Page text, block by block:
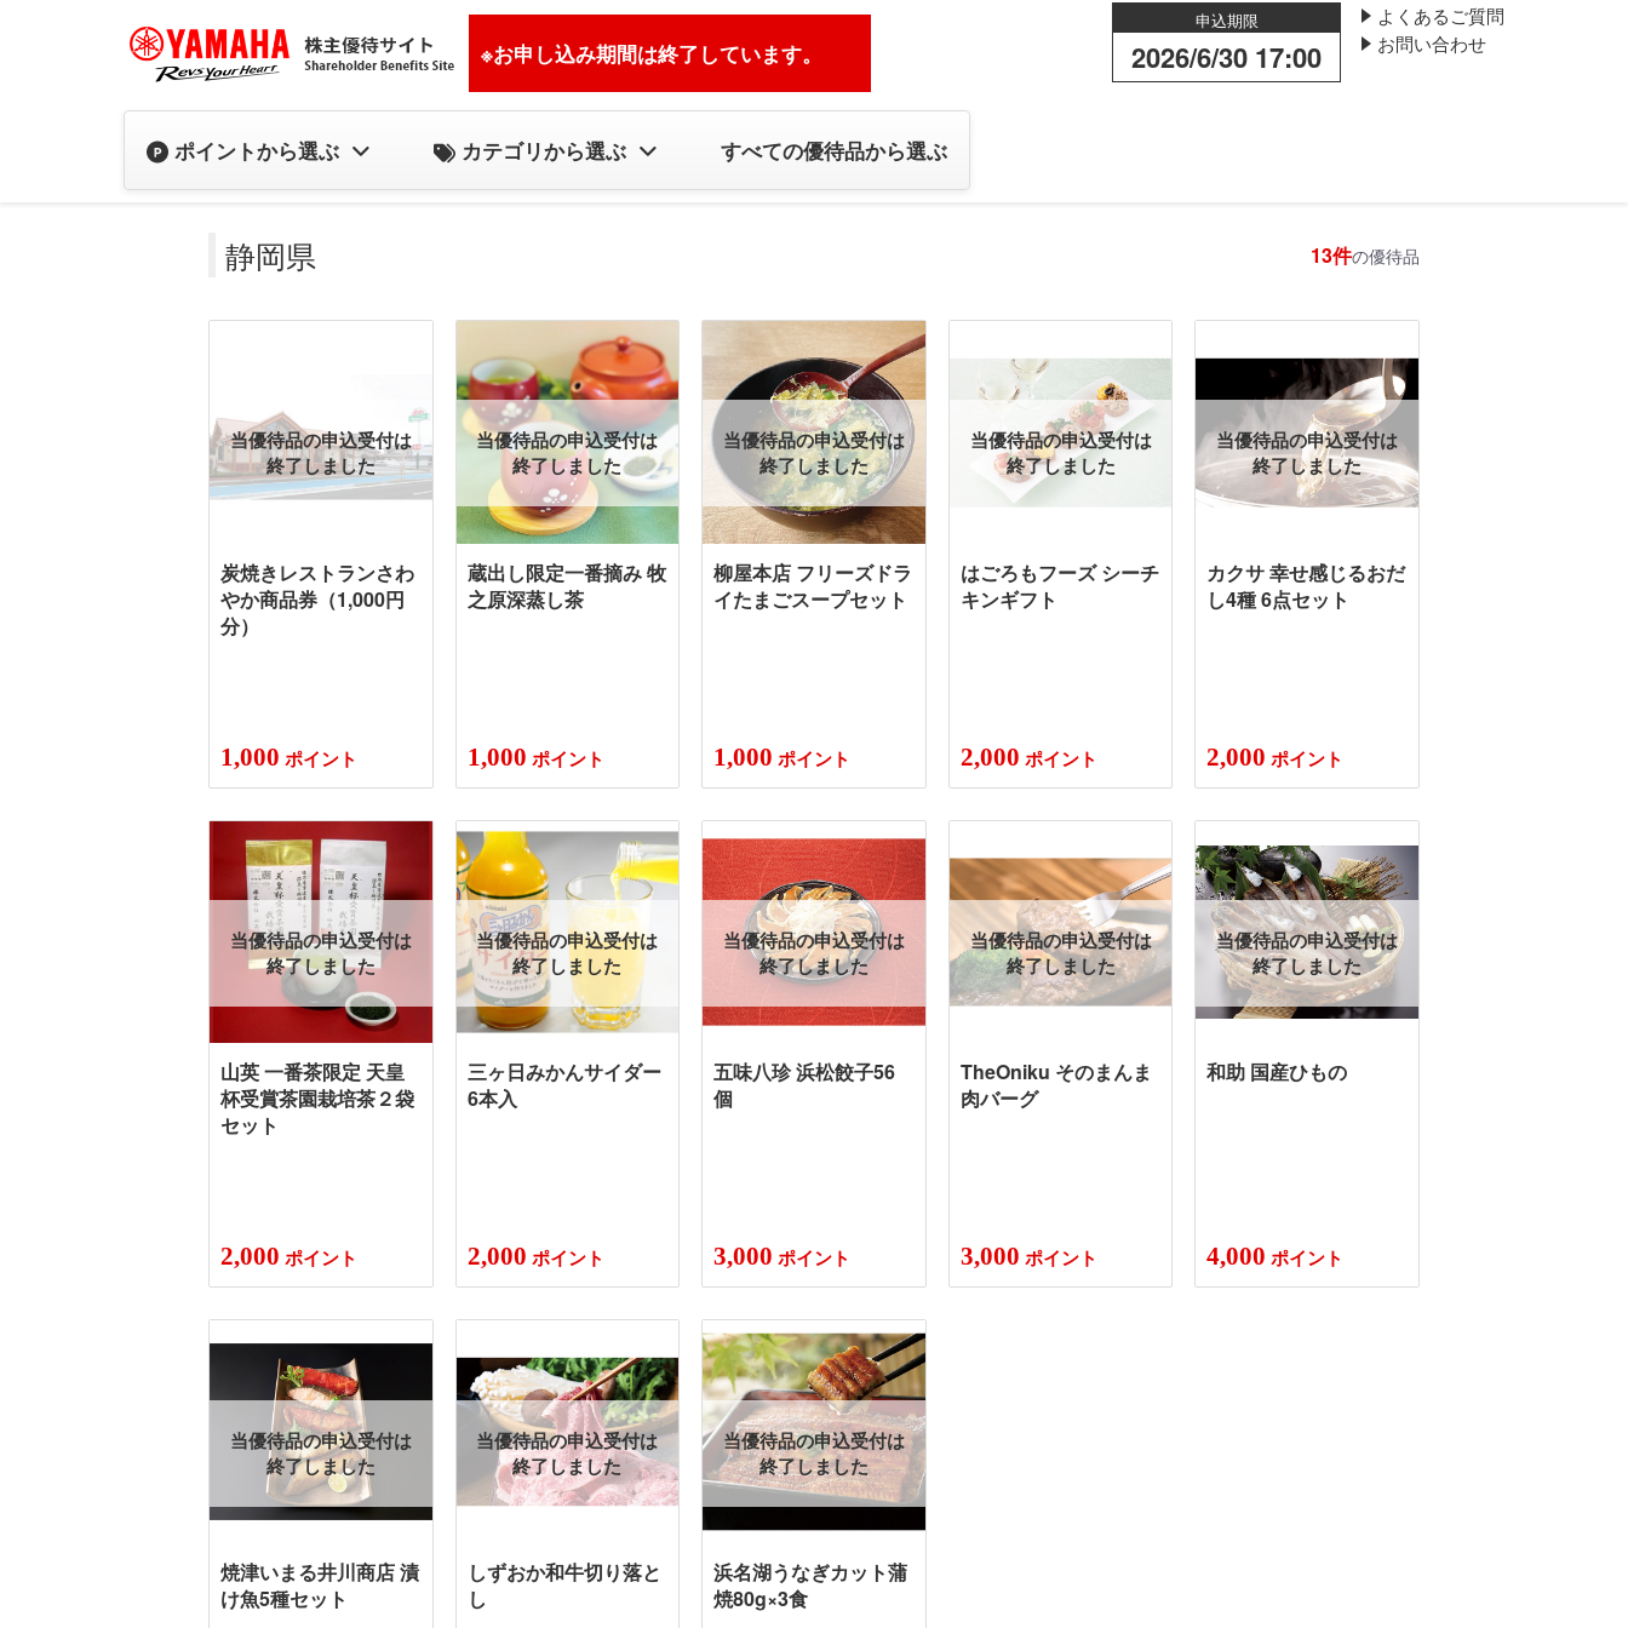
※お申し込み期間は終了しています。
申込期限
2026/6/30 17:00
よくあるご質問
お問い合わせ
ポイントから選ぶ カテゴリから選ぶ すべての優待品から選ぶ
静岡県 13件の優待品
炭焼きレストランさわ
やか商品券（1,000円
分）
1,000 ポイント
当優待品の申込受付は
終了しました
蔵出し限定一番摘み 牧
之原深蒸し茶
1,000 ポイント
当優待品の申込受付は
終了しました
柳屋本店 フリーズドラ
イたまごスープセット
1,000 ポイント
当優待品の申込受付は
終了しました
はごろもフーズ シーチ
キンギフト
2,000 ポイント
当優待品の申込受付は
終了しました
カクサ 幸せ感じるおだ
し4種 6点セット
2,000 ポイント
当優待品の申込受付は
終了しました
山英 一番茶限定 天皇
杯受賞茶園栽培茶２袋
セット
2,000 ポイント
当優待品の申込受付は
終了しました
三ヶ日みかんサイダー
6本入
2,000 ポイント
当優待品の申込受付は
終了しました
五味八珍 浜松餃子56
個
3,000 ポイント
当優待品の申込受付は
終了しました
TheOniku そのまんま
肉バーグ
3,000 ポイント
当優待品の申込受付は
終了しました
和助 国産ひもの
4,000 ポイント
当優待品の申込受付は
終了しました
焼津いまる井川商店 漬
け魚5種セット
当優待品の申込受付は
終了しました
しずおか和牛切り落と
し
当優待品の申込受付は
終了しました
浜名湖うなぎカット蒲
焼80g×3食
当優待品の申込受付は
終了しました